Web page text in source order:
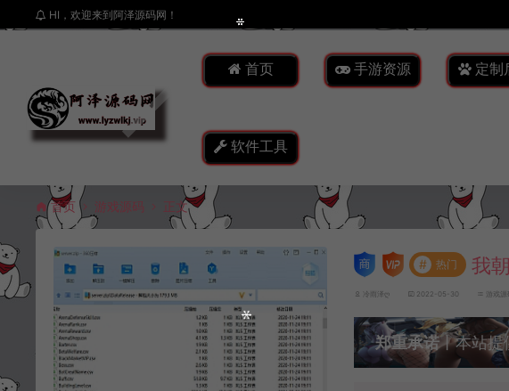
HI，欢迎来到阿泽源码网！
首页 手游资源 定制
软件工具
首页 游戏源码 正文
# 热门 我
冷雨泽ღ 2022-05-30 游戏源
郑重承诺丨本站